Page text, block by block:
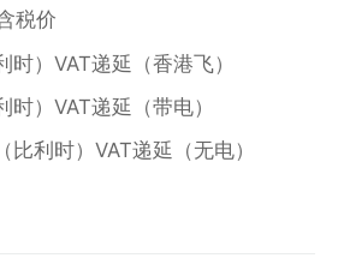
税价
）VAT递延（香港飞）
）VAT递延（带电）
利时）VAT递延（无电）